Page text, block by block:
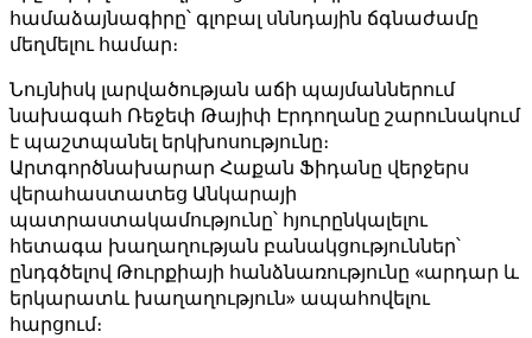
համաձայնագիրը՝ գլոբալ սննդային ճգնաժամը
մեղմելու համար։
Նույնիսկ լարվածության աճի պայմաններում
նախագահ Ռեջեփ Թայիփ Էրդողանը շարունակում
է պաշտպանել երկխոսությունը։
Արտգործնախարար Հաքան Ֆիդանը վերջերս
վերահաստատեց Անկարայի
պատրաստակամությունը՝ հյուրընկալելու
հետագա խաղաղության բանակցություններ՝
ընդգծելով Թուրքիայի հանձնառությունը «արդար և
երկարատև խաղաղություն» ապահովելու
հարցում։